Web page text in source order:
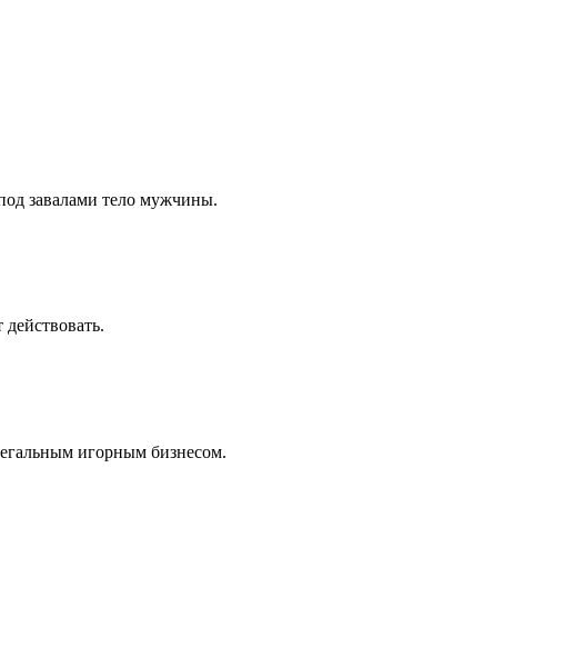
завалами тело мужчины.
игорным бизнесом.